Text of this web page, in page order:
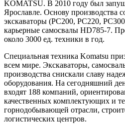
KOMATSU. В 2010 году был
Ярославле. Основу производства
экскаваторы (PC200, PC220,
карьерные самосвалы HD785-7.
около 3000 ед. техники в год.
Специальная техника Komatsu
всем мире. Экскаваторы,
производства снискали славу
оборудования. На сегодняшний
входят 188 компаний,
качественных комплектующих и
горнодобывающей отрасли,
логистических центров.